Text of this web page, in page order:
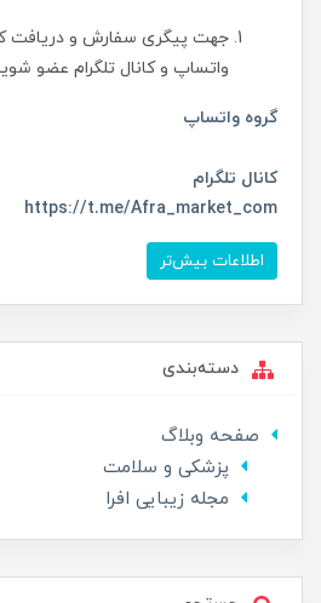
جهت پیگری سفارش و دریافت
واتساپ و کانال تلگرام عضو
گروه واتساپ
کانال تلگرام
https://t.me/Afra_market_com
اطلاعات بیش‌تر
دسته‌بندی
صفحه وبلاگ
پزشکی و سلامت
مجله زیبایی افرا